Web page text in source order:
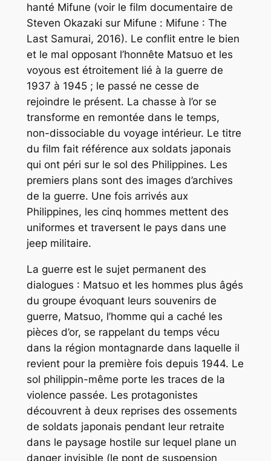
hanté Mifune (voir le film documentaire de
Steven Okazaki sur Mifune : Mifune : The
Last Samurai, 2016). Le conflit entre le bien
et le mal opposant l’honnête Matsuo et les
voyous est étroitement lié à la guerre de
1937 à 1945 ; le passé ne cesse de
rejoindre le présent. La chasse à l’or se
transforme en remontée dans le temps,
non-dissociable du voyage intérieur. Le titre
du film fait référence aux soldats japonais
qui ont péri sur le sol des Philippines. Les
premiers plans sont des images d’archives
de la guerre. Une fois arrivés aux
Philippines, les cinq hommes mettent des
uniformes et traversent le pays dans une
jeep militaire.
La guerre est le sujet permanent des
dialogues : Matsuo et les hommes plus âgés
du groupe évoquant leurs souvenirs de
guerre, Matsuo, l’homme qui a caché les
pièces d’or, se rappelant du temps vécu
dans la région montagnarde dans laquelle il
revient pour la première fois depuis 1944. Le
sol philippin-même porte les traces de la
violence passée. Les protagonistes
découvrent à deux reprises des ossements
de soldats japonais pendant leur retraite
dans le paysage hostile sur lequel plane un
danger invisible (le pont de suspension